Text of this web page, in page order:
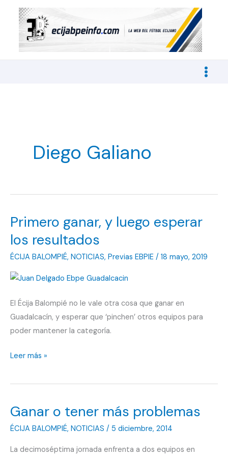
contenido
Diego Galiano
Primero ganar, y luego esperar
los resultados
ÉCIJA BALOMPIÉ, NOTICIAS, Previas EBPIE / 18 mayo, 2019
El Écija Balompié no le vale otra cosa que ganar en
Guadalcacín, y esperar que ‘pinchen’ otros equipos para
poder mantener la categoría.
Primero
y
esperar
los
Leer más »
Ganar o tener más problemas
ÉCIJA BALOMPIÉ, NOTICIAS / 5 diciembre, 2014
La decimoséptima jornada enfrenta a dos equipos en